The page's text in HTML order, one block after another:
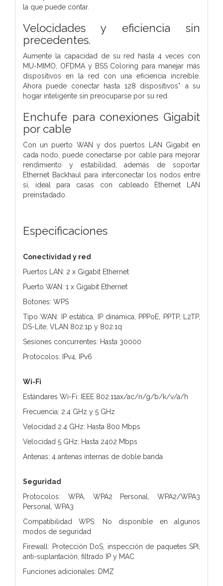
la que puede contar.
Velocidades y eficiencia sin
precedentes.
Aumente la capacidad de su red hasta 4 veces con
MU-MIMO, OFDMA y BSS Coloring para manejar más
dispositivos en la red con una eficiencia increíble.
Ahora puede conectar hasta 128 dispositivos* a su
hogar inteligente sin preocuparse por su red.
Enchufe para conexiones Gigabit
por cable
Con un puerto WAN y dos puertos LAN Gigabit en
cada nodo, puede conectarse por cable para mejorar
rendimiento y estabilidad, además de soportar
Ethernet Backhaul para interconectar los nodos entre
si, ideal para casas con cableado Ethernet LAN
preinstadado.
Especificaciones
Conectividad y red
Puertos LAN: 2 x Gigabit Ethernet
Puerto WAN: 1 x Gigabit Ethernet
Botones: WPS
Tipo WAN: IP estática, IP dinámica, PPPoE, PPTP, L2TP,
DS-Lite, VLAN 802.1p y 802.1q
Sesiones concurrentes: Hasta 30000
Protocolos: IPv4, IPv6
Wi-Fi
Estándares Wi-Fi: IEEE 802.11ax/ac/n/g/b/k/v/a/h
Frecuencia: 2.4 GHz y 5 GHz
Velocidad 2.4 GHz: Hasta 800 Mbps
Velocidad 5 GHz: Hasta 2402 Mbps
Antenas: 4 antenas internas de doble banda
Seguridad
Protocolos: WPA, WPA2 Personal, WPA2/WPA3
Personal, WPA3
Compatibilidad WPS: No disponible en algunos
modos de seguridad
Firewall: Protección DoS, inspección de paquetes SPI,
anti-suplantación, filtrado IP y MAC
Funciones adicionales: DMZ